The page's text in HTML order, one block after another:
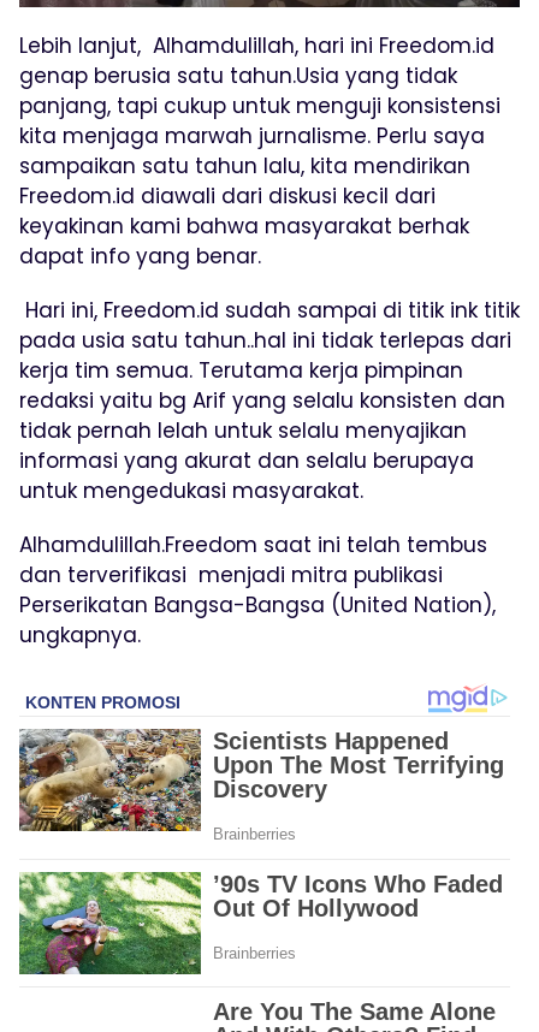
Lebih lanjut, Alhamdulillah, hari ini Freedom.id
genap berusia satu tahun.Usia yang tidak
panjang, tapi cukup untuk menguji konsistensi
kita menjaga marwah jurnalisme. Perlu saya
sampaikan satu tahun lalu, kita mendirikan
Freedom.id diawali dari diskusi kecil dari
keyakinan kami bahwa masyarakat berhak
dapat info yang benar.
Hari ini, Freedom.id sudah sampai di titik ink titik
pada usia satu tahun..hal ini tidak terlepas dari
kerja tim semua. Terutama kerja pimpinan
redaksi yaitu bg Arif yang selalu konsisten dan
tidak pernah lelah untuk selalu menyajikan
informasi yang akurat dan selalu berupaya
untuk mengedukasi masyarakat.
Alhamdulillah.Freedom saat ini telah tembus
dan terverifikasi menjadi mitra publikasi
Perserikatan Bangsa-Bangsa (United Nation),
ungkapnya.